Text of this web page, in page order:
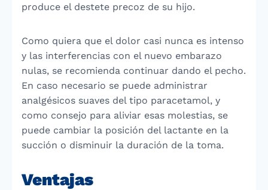
produce el destete precoz de su hijo.
Como quiera que el dolor casi nunca es intenso
y las interferencias con el nuevo embarazo
nulas, se recomienda continuar dando el pecho.
En caso necesario se puede administrar
analgésicos suaves del tipo paracetamol, y
como consejo para aliviar esas molestias, se
puede cambiar la posición del lactante en la
succión o disminuir la duración de la toma.
Ventajas